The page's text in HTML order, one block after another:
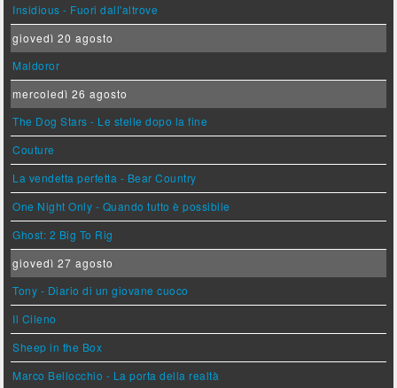
Insidious - Fuori dall'altrove
giovedì 20 agosto
Maldoror
mercoledì 26 agosto
The Dog Stars - Le stelle dopo la fine
Couture
La vendetta perfetta - Bear Country
One Night Only - Quando tutto è possibile
Ghost: 2 Big To Rig
giovedì 27 agosto
Tony - Diario di un giovane cuoco
Il Cileno
Sheep in the Box
Marco Bellocchio - La porta della realtà